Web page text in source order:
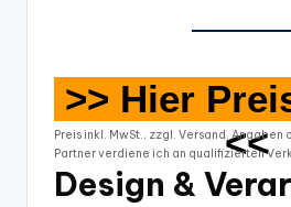
>> Hier
<<
Preis inkl. MwSt., zzgl. Versand. Angaben
Partner verdiene ich an qualifizierten
Design &